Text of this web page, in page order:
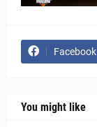
Facebook
You might like